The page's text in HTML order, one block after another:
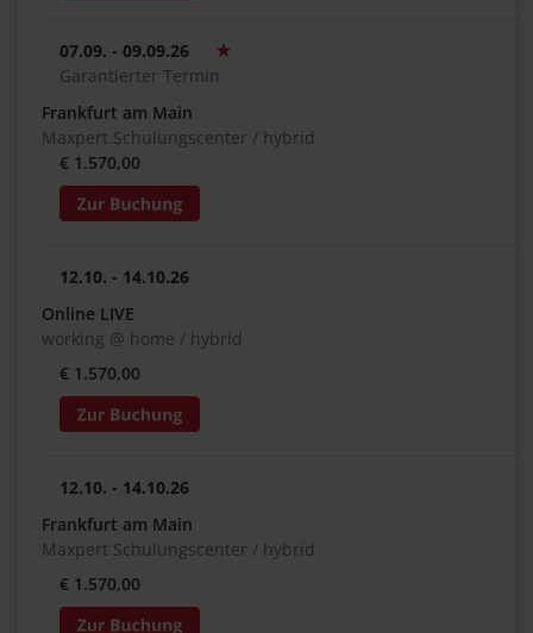
07.09. - 09.09.26
Garantierter Termin
Frankfurt am Main
Maxpert Schulungscenter / hybrid
€ 1.570,00
12.10. - 14.10.26
Online LIVE
working @ home / hybrid
€ 1.570,00
12.10. - 14.10.26
Frankfurt am Main
Maxpert Schulungscenter / hybrid
€ 1.570,00